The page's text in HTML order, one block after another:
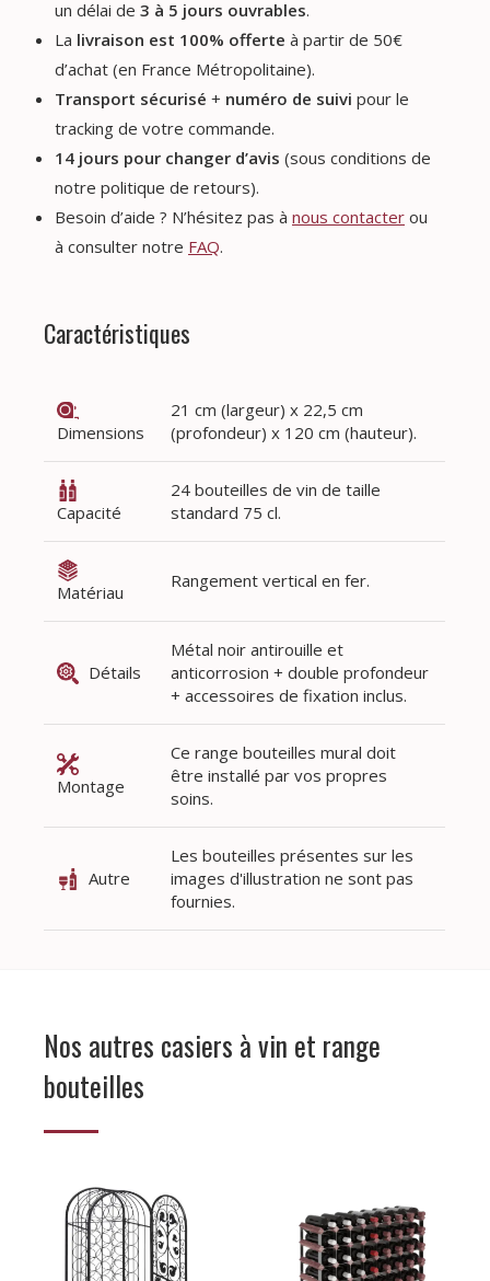
un délai de 3 à 5 jours ouvrables.
La livraison est 100% offerte à partir de 50€
d’achat (en France Métropolitaine).
Transport sécurisé + numéro de suivi pour le
tracking de votre commande.
14 jours pour changer d’avis (sous conditions de
notre politique de retours).
Besoin d’aide ? N’hésitez pas à nous contacter ou
à consulter notre FAQ.
Caractéristiques
Dimensions
21 cm (largeur) x 22,5 cm
(profondeur) x 120 cm (hauteur).
Capacité
24 bouteilles de vin de taille
standard 75 cl.
Matériau
Rangement vertical en fer.
Détails
Métal noir antirouille et
anticorrosion + double profondeur
+ accessoires de fixation inclus.
Montage
Ce range bouteilles mural doit
être installé par vos propres
soins.
Autre
Les bouteilles présentes sur les
images d'illustration ne sont pas
fournies.
Nos autres casiers à vin et range
bouteilles